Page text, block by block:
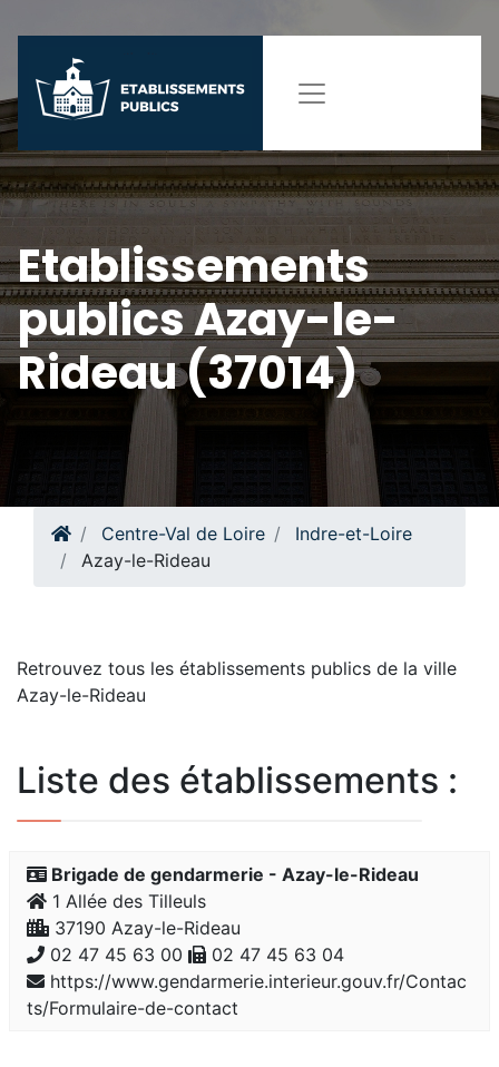
Etablissements
publics Azay-le-
Rideau (37014)
Centre-Val de Loire
Indre-et-Loire
Azay-le-Rideau
Retrouvez tous les établissements publics de la ville
Azay-le-Rideau
Liste des établissements :
Brigade de gendarmerie - Azay-le-Rideau
1 Allée des Tilleuls
37190 Azay-le-Rideau
02 47 45 63 00
02 47 45 63 04
https://www.gendarmerie.interieur.gouv.fr/Contac
ts/Formulaire-de-contact